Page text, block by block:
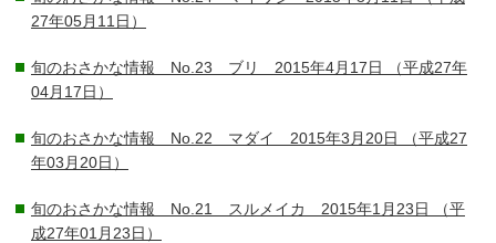
27年05月11日）
旬のおさかな情報 No.23 ブリ 2015年4月17日
（平成27年
04月17日）
旬のおさかな情報 No.22 マダイ 2015年3月20日
（平成27
年03月20日）
旬のおさかな情報 No.21 スルメイカ 2015年1月23日
（平
成27年01月23日）